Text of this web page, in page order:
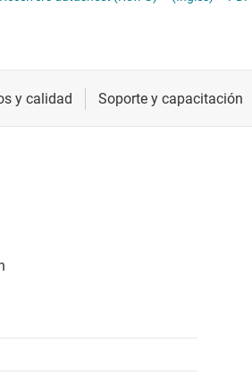
Radiofrecuencia y microondas
y MIPI